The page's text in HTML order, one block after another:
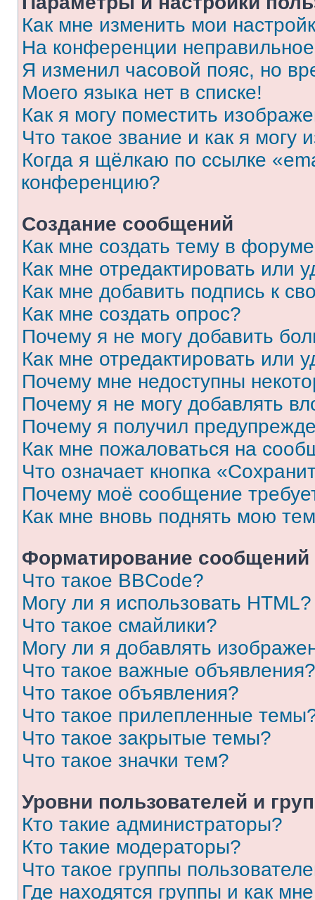
Как мне изменить мои
На конференции
Я изменил часовой пояс, но
Моего языка нет в списке!
Как я могу поместить
Что такое звание и как я могу
Когда я щёлкаю по ссылке
конференцию?
Создание сообщений
Как мне создать тему в
Как мне отредактировать или
Как мне добавить подпись к
Как мне создать опрос?
Почему я не могу добавить
Как мне отредактировать или
Почему мне недоступны
Почему я не могу добавлять
Почему я получил
Как мне пожаловаться на
Что означает кнопка
Почему моё сообщение
Как мне вновь поднять мою
Форматирование
Что такое BBCode?
Могу ли я использовать HTML?
Что такое смайлики?
Могу ли я добавлять
Что такое важные объявления?
Что такое объявления?
Что такое прилепленные
Что такое закрытые темы?
Что такое значки тем?
Уровни пользователей и
Кто такие администраторы?
Кто такие модераторы?
Что такое группы
Где находятся группы и как